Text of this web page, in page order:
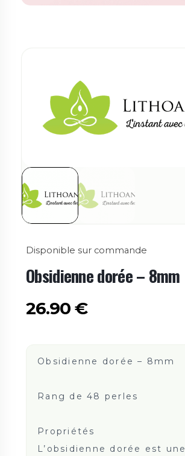
Obsidienne dorée – 8mm
26.90 €
Obsidienne dorée – 8mm
Rang de 48 perles
Propriétés
L’obsidienne dorée est une
Disponible sur commande